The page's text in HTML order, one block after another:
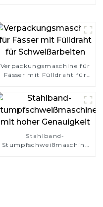
Verpackungsmaschine für
Fässer mit Fülldraht für
Stahlband-
Stumpfschweißmaschine